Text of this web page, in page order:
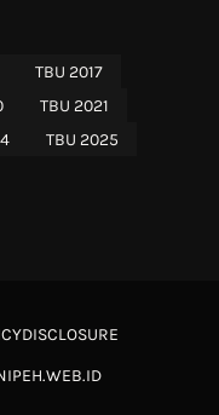
TBU 2017
TBU 2021
TBU 2025
DISCLOSURE